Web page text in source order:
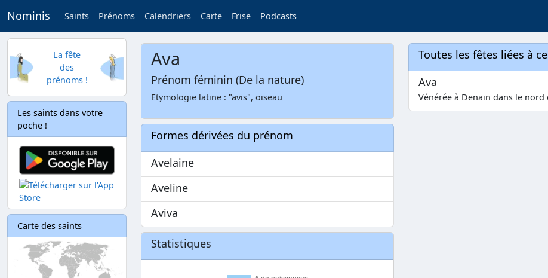
Nominis Saints Prénoms Calendriers Carte Frise Podcasts
La fête
des
prénoms !
Les saints dans votre
poche !
Carte des saints
Ava
Prénom féminin (De la nature)
Etymologie latine : "avis", oiseau
Formes dérivées du prénom
Avelaine
Aveline
Aviva
Statistiques
Toutes les fêtes liées à
Ava
Vénérée à Denain dans le nord